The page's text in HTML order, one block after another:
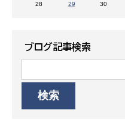
28 29 30
ブログ記事検索